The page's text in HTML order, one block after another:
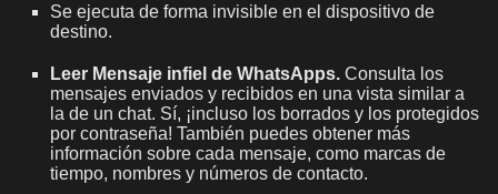
Se ejecuta de forma invisible en el dispositivo de
destino.
Leer Mensaje infiel de WhatsApps. Consulta los
mensajes enviados y recibidos en una vista similar a
la de un chat. Sí, ¡incluso los borrados y los protegidos
por contraseña! También puedes obtener más
información sobre cada mensaje, como marcas de
tiempo, nombres y números de contacto.